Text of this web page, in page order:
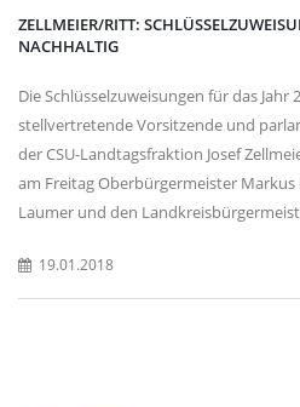
ZELLMEIER/RITT:
NACHHALTIG
Die Schlüsselzuweisungen für das Jahr
stellvertretende Vorsitzende und
der CSU-Landtagsfraktion Josef
am Freitag Oberbürgermeister Markus
Laumer und den
19.01.2018